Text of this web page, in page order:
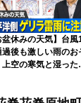
盆休みの天気】台風
過後も激しい雨のお
空の寒気と湿った